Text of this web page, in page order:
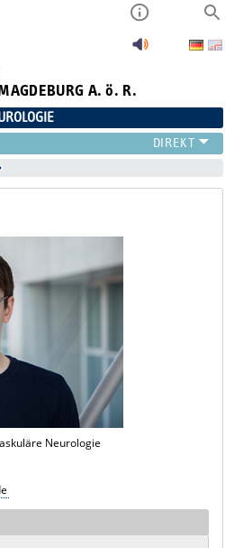
A. ö. R.
Neurologie